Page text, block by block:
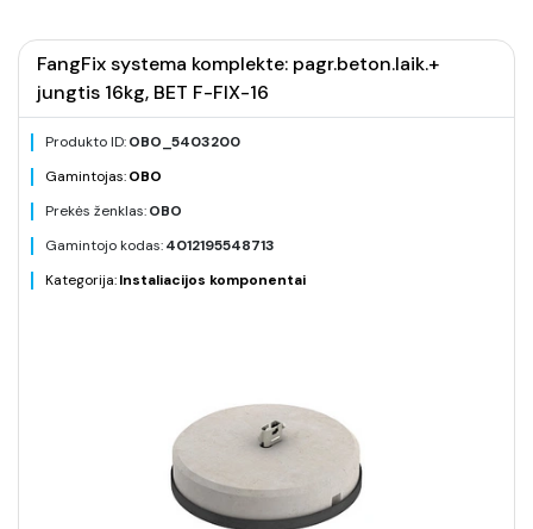
FangFix systema komplekte: pagr.beton.laik.+
jungtis 16kg, BET F-FIX-16
Produkto ID:OBO_5403200
Gamintojas:OBO
Prekės ženklas:OBO
Gamintojo kodas:4012195548713
Kategorija:Instaliacijos komponentai